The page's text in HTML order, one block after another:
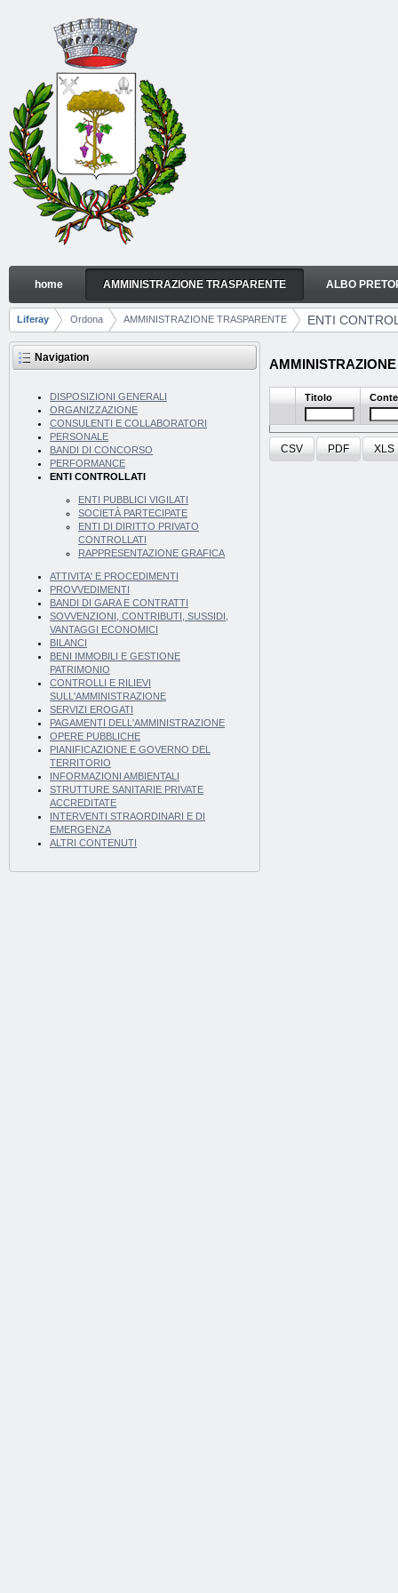
Skip to Content
ENTI CONTROLLATI
Navigation
home AMMINISTRAZIONE TRASPARENTE ALBO
Breadcrumbs
Liferay Ordona AMMINISTRAZIONE TRASPARENTE ENTI
Navigation
DISPOSIZIONI GENERALI
ORGANIZZAZIONE
CONSULENTI E COLLABORATORI
PERSONALE
BANDI DI CONCORSO
PERFORMANCE
ENTI CONTROLLATI
ENTI PUBBLICI VIGILATI
SOCIETÀ PARTECIPATE
ENTI DI DIRITTO PRIVATO
CONTROLLATI
RAPPRESENTAZIONE GRAFICA
ATTIVITA' E PROCEDIMENTI
PROVVEDIMENTI
BANDI DI GARA E CONTRATTI
SOVVENZIONI, CONTRIBUTI, SUSSIDI,
VANTAGGI ECONOMICI
BILANCI
BENI IMMOBILI E GESTIONE
PATRIMONIO
CONTROLLI E RILIEVI
SULL'AMMINISTRAZIONE
SERVIZI EROGATI
PAGAMENTI DELL'AMMINISTRAZIONE
OPERE PUBBLICHE
PIANIFICAZIONE E GOVERNO DEL
TERRITORIO
INFORMAZIONI AMBIENTALI
STRUTTURE SANITARIE PRIVATE
ACCREDITATE
INTERVENTI STRAORDINARI E DI
EMERGENZA
ALTRI CONTENUTI
Titolo
CSV PDF XLS